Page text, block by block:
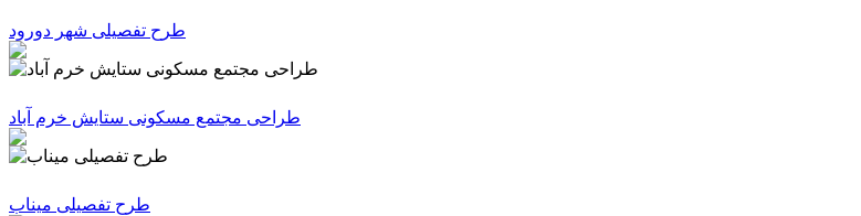
طرح تفصیلی شهر دورود
طراحی مجتمع مسکونی ستایش خرم آباد
طرح تفصیلی میناب